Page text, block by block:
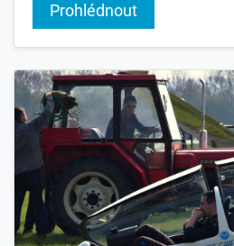
Prohlédnout